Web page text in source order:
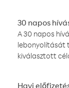
30 napos
A 30 napos
lebonyolítását
kiválasztott
Havi